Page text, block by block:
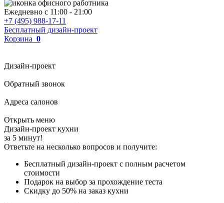
Ежедневно с 11:00 - 21:00
+7 (495) 988-17-11
Бесплатный дизайн-проект
Корзина 0
Дизайн-проект
Обратный звонок
Адреса салонов
Открыть меню
Дизайн-проект кухни
за 5 минут!
Ответьте на несколько вопросов и получите:
Бесплатный дизайн-проект с полным расчетом
стоимости
Подарок на выбор за прохождение теста
Скидку до 50% на заказ кухни